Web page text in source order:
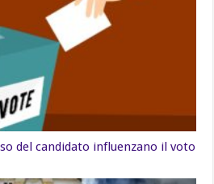
del candidato influenzano il voto